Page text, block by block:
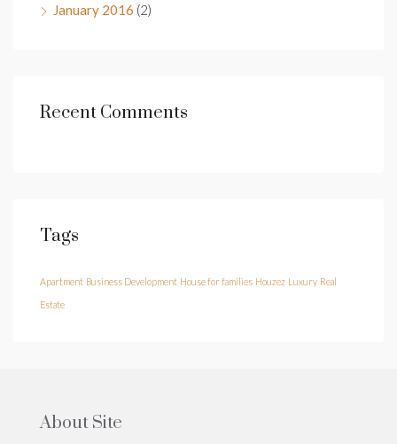
January 2016 (2)
Recent Comments
Tags
Apartment Business Development House for families Houzez Luxury Real
Estate
About Site